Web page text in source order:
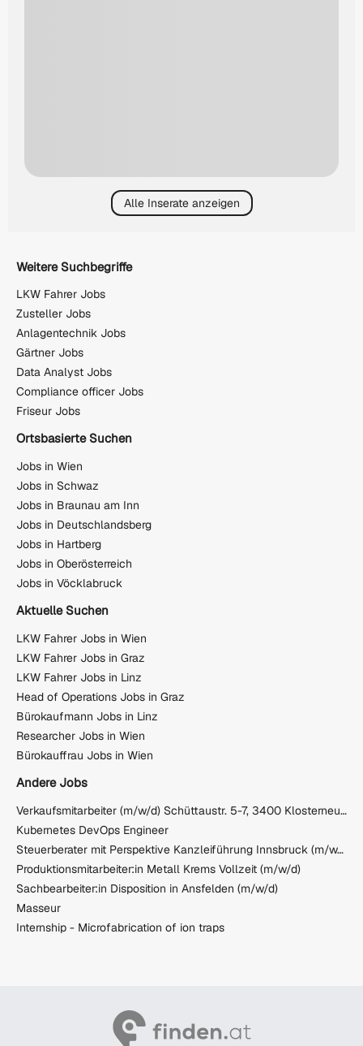
Alle Inserate anzeigen
Weitere Suchbegriffe
LKW Fahrer Jobs
Zusteller Jobs
Anlagentechnik Jobs
Gärtner Jobs
Data Analyst Jobs
Compliance officer Jobs
Friseur Jobs
Ortsbasierte Suchen
Jobs in Wien
Jobs in Schwaz
Jobs in Braunau am Inn
Jobs in Deutschlandsberg
Jobs in Hartberg
Jobs in Oberösterreich
Jobs in Vöcklabruck
Aktuelle Suchen
LKW Fahrer Jobs in Wien
LKW Fahrer Jobs in Graz
LKW Fahrer Jobs in Linz
Head of Operations Jobs in Graz
Bürokaufmann Jobs in Linz
Researcher Jobs in Wien
Bürokauffrau Jobs in Wien
Andere Jobs
Verkaufsmitarbeiter (m/w/d) Schüttaustr. 5-7, 3400 Klosterneuburg
Kubernetes DevOps Engineer
Steuerberater mit Perspektive Kanzleiführung Innsbruck (m/w/d)
Produktionsmitarbeiter:in Metall Krems Vollzeit (m/w/d)
Sachbearbeiter:in Disposition in Ansfelden (m/w/d)
Masseur
Internship - Microfabrication of ion traps